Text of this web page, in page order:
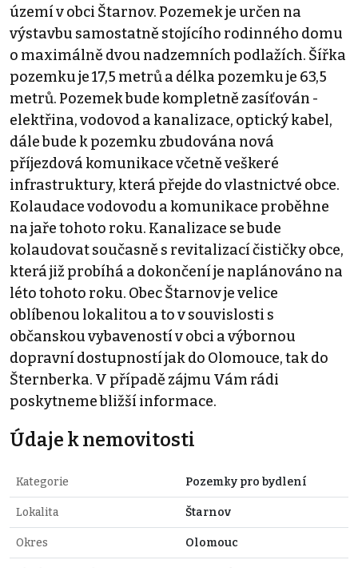
území v obci Štarnov. Pozemek je určen na
výstavbu samostatně stojícího rodinného domu
o maximálně dvou nadzemních podlažích. Šířka
pozemku je 17,5 metrů a délka pozemku je 63,5
metrů. Pozemek bude kompletně zasíťován -
elektřina, vodovod a kanalizace, optický kabel,
dále bude k pozemku zbudována nová
příjezdová komunikace včetně veškeré
infrastruktury, která přejde do vlastnictvé obce.
Kolaudace vodovodu a komunikace proběhne
na jaře tohoto roku. Kanalizace se bude
kolaudovat současně s revitalizací čističky obce,
která již probíhá a dokončení je naplánováno na
léto tohoto roku. Obec Štarnov je velice
oblíbenou lokalitou a to v souvislosti s
občanskou vybaveností v obci a výbornou
dopravní dostupností jak do Olomouce, tak do
Šternberka. V případě zájmu Vám rádi
poskytneme bližší informace.
Údaje k nemovitosti
Kategorie Pozemky pro bydlení
Lokalita Štarnov
Okres Olomouc